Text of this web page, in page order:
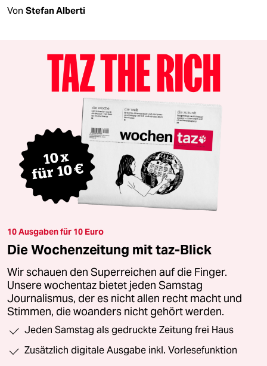
Von Stefan Alberti
10 Ausgaben für 10 Euro
Die Wochenzeitung mit taz-Blick
Wir schauen den Superreichen auf die Finger.
Unsere wochentaz bietet jeden Samstag
Journalismus, der es nicht allen recht macht und
Stimmen, die woanders nicht gehört werden.
Jeden Samstag als gedruckte Zeitung frei Haus
Zusätzlich digitale Ausgabe inkl. Vorlesefunktion